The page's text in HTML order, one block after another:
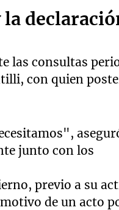
las consultas
con quien
junto con los
previo a su
de un acto